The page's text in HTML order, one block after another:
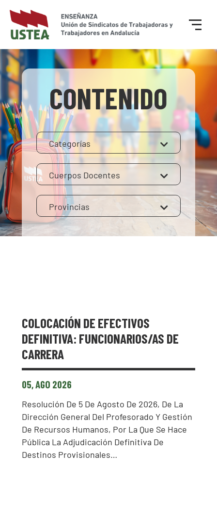
CONTENIDO
Categorías
Cuerpos Docentes
Provincias
COLOCACIÓN DE EFECTIVOS
DEFINITIVA: FUNCIONARIOS/AS DE
CARRERA
05, AGO 2026
Resolución De 5 De Agosto De 2026, De La
Dirección General Del Profesorado Y Gestión
De Recursos Humanos, Por La Que Se Hace
Pública La Adjudicación Definitiva De
Destinos Provisionales…